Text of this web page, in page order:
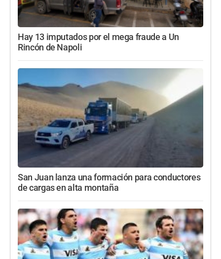
Hay 13 imputados por el mega fraude a Un
Rincón de Napoli
San Juan lanza una formación para conductores
de cargas en alta montaña